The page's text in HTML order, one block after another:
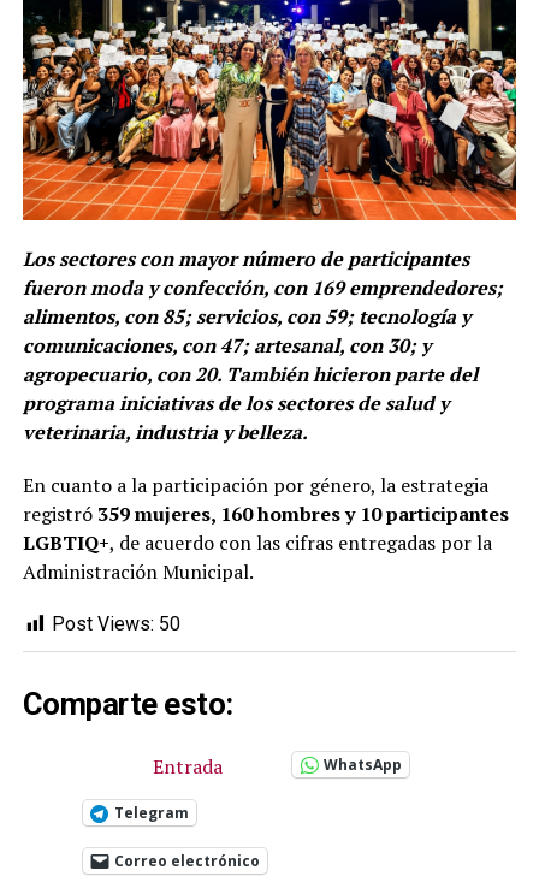
Los sectores con mayor número de participantes
fueron moda y confección, con 169 emprendedores;
alimentos, con 85; servicios, con 59; tecnología y
comunicaciones, con 47; artesanal, con 30; y
agropecuario, con 20. También hicieron parte del
programa iniciativas de los sectores de salud y
veterinaria, industria y belleza.
En cuanto a la participación por género, la estrategia
registró 359 mujeres, 160 hombres y 10 participantes
LGBTIQ+, de acuerdo con las cifras entregadas por la
Administración Municipal.
Post Views: 50
Comparte esto:
Entrada WhatsApp
Telegram
Correo electrónico